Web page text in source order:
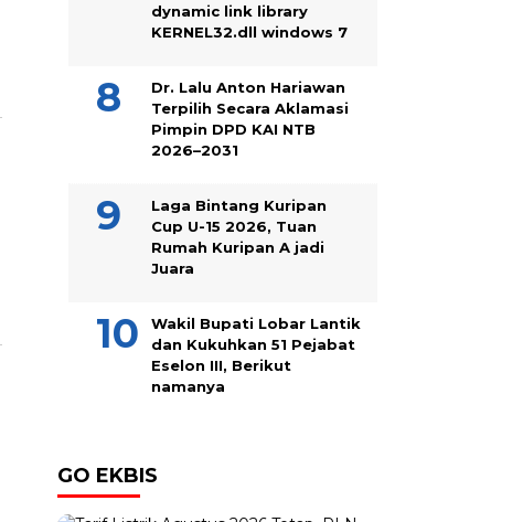
dynamic link library
KERNEL32.dll windows 7
Dr. Lalu Anton Hariawan
Terpilih Secara Aklamasi
Pimpin DPD KAI NTB
2026–2031
Laga Bintang Kuripan
Cup U-15 2026, Tuan
Rumah Kuripan A jadi
Juara
Wakil Bupati Lobar Lantik
dan Kukuhkan 51 Pejabat
Eselon III, Berikut
namanya
GO EKBIS